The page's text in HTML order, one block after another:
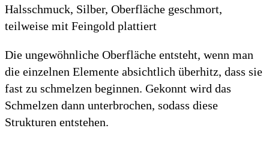
Halsschmuck, Silber, Oberfläche geschmort,
teilweise mit Feingold plattiert
Die ungewöhnliche Oberfläche entsteht, wenn man
die einzelnen Elemente absichtlich überhitz, dass sie
fast zu schmelzen beginnen. Gekonnt wird das
Schmelzen dann unterbrochen, sodass diese
Strukturen entstehen.